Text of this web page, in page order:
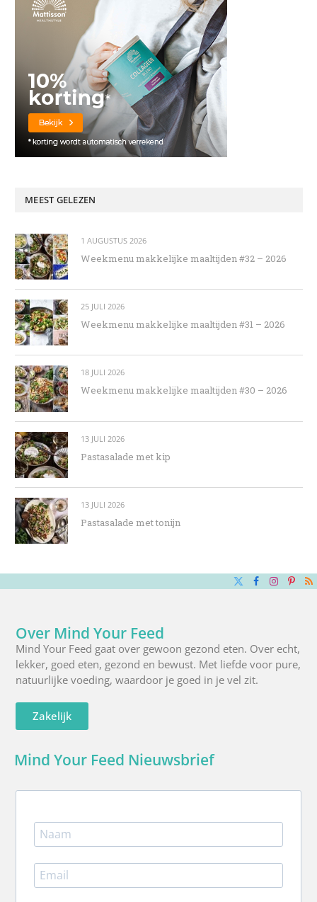
MEEST GELEZEN
1 AUGUSTUS 2026
Weekmenu makkelijke maaltijden #32 – 2026
25 JULI 2026
Weekmenu makkelijke maaltijden #31 – 2026
18 JULI 2026
Weekmenu makkelijke maaltijden #30 – 2026
13 JULI 2026
Pastasalade met kip
13 JULI 2026
Pastasalade met tonijn
X
Facebook
Over Mind Your Feed
Mind Your Feed gaat over gewoon gezond eten. Over echt,
lekker, goed eten, gezond en bewust. Met liefde voor pure,
natuurlijke voeding, waardoor je goed in je vel zit.
Zakelijk
Mind Your Feed Nieuwsbrief